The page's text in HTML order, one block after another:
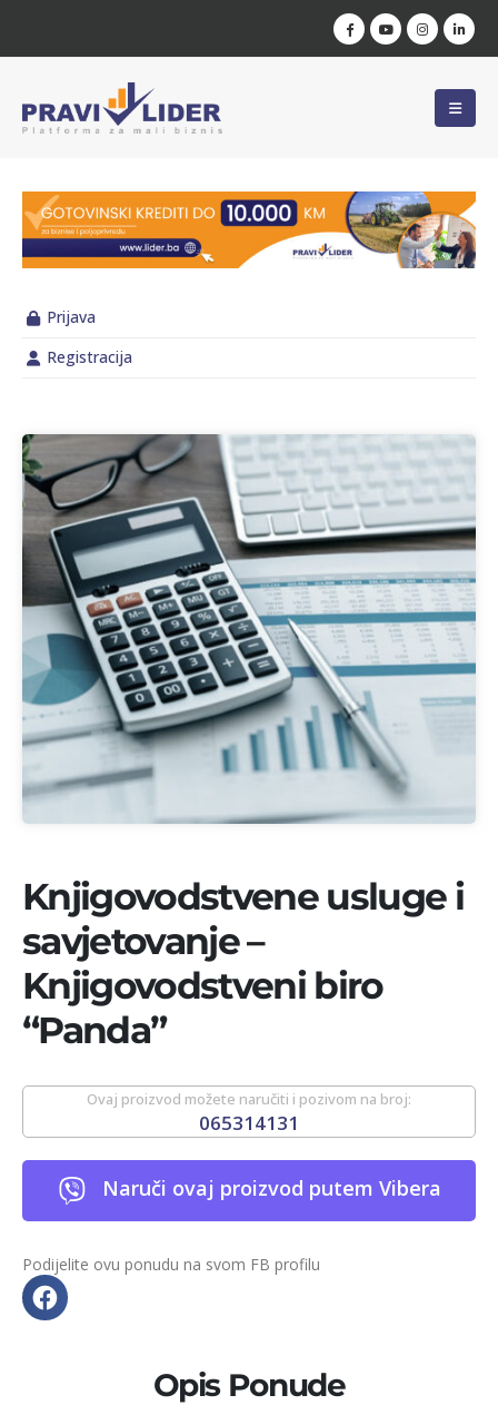
Prijava
Registracija
Knjigovodstvene usluge i
savjetovanje –
Knjigovodstveni biro
“Panda”
Ovaj proizvod možete naručiti i pozivom na broj:
065314131
Naruči ovaj proizvod putem Vibera
Podijelite ovu ponudu na svom FB profilu
Opis Ponude